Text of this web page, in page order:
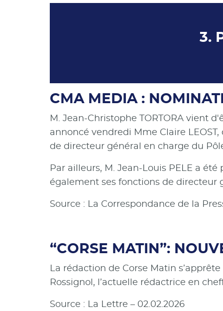
3.
CMA MEDIA :
M. Jean-Christophe TORTORA vient
annoncé vendredi Mme Claire
de directeur général en charge du
Par ailleurs, M. Jean-Louis PELE a
également ses fonctions de directeur
Source : La Correspondance de la
“CORSE MATIN”:
La rédaction de Corse Matin
Rossignol, l’actuelle rédactrice en
Source : La Lettre – 02.02.2026